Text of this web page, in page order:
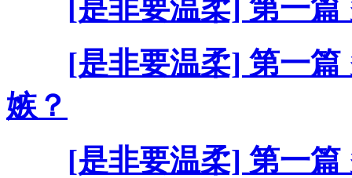
[是非要温柔] 第一
[是非要温柔] 第一
嫉？
[是非要温柔] 第一